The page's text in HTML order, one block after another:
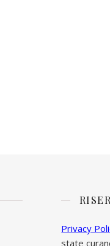
Privacy
state